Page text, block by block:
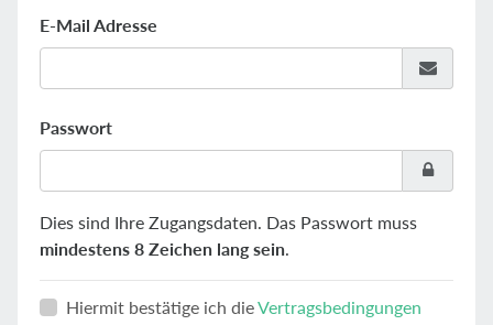
E-Mail Adresse
Passwort
Dies sind Ihre Zugangsdaten. Das Passwort muss
mindestens 8 Zeichen lang sein.
Hiermit bestätige ich dieVertragsbedingungen